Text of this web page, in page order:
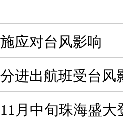
应对台风影响
进出航班受台风
月中旬珠海盛大